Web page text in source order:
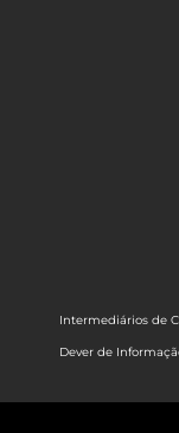
Intermediários de
Dever de